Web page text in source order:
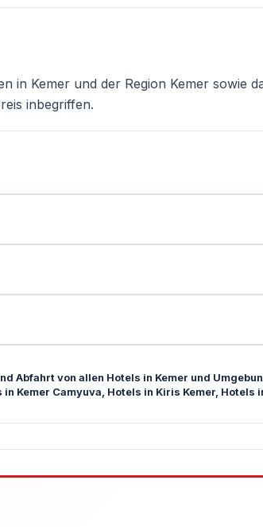
in Kemer und der Region Kemer sowie
inbegriffen.
Abfahrt von allen Hotels in Kemer und
Kemer Camyuva, Hotels in Kiris Kemer, Hotels